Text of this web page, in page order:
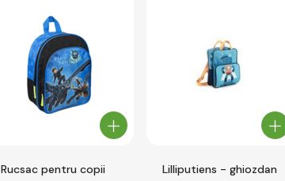
Rucsac pentru copii
Lilliputiens - ghiozdan